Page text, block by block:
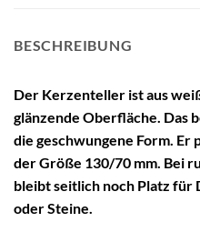
BESCHREIBUNG
Der Kerzenteller ist aus
glänzende Oberfläche. Das
die geschwungene Form.
der Größe 130/70 mm. Bei
bleibt seitlich noch Platz für
oder Steine.